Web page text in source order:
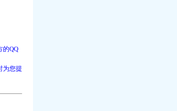
的QQ
为您提